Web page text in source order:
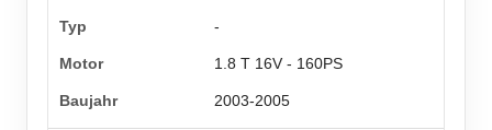
-
1.8 T 16V - 160PS
2003-2005